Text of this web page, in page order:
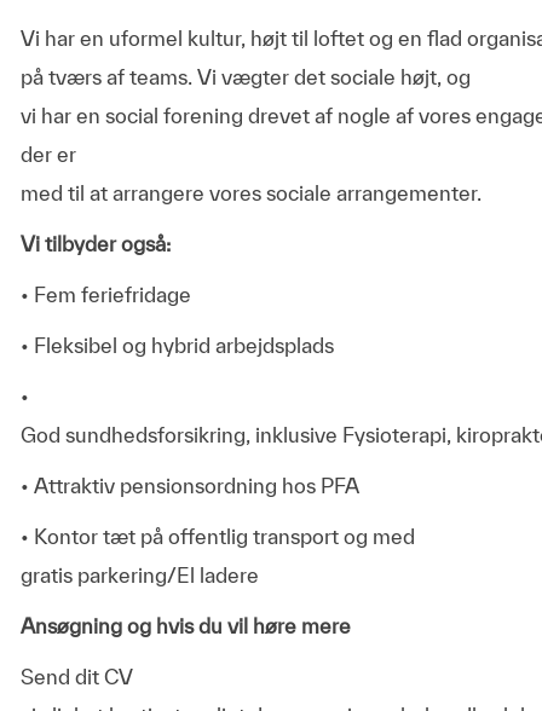
Vi har en uformel kultur, højt til loftet og en flad
på tværs af teams. Vi vægter det sociale højt, og
vi har en social forening drevet af nogle af vores
der er
med til at arrangere vores sociale arrangementer.
Vi tilbyder også:
• Fem feriefridage
• Fleksibel og hybrid arbejdsplads
•
God sundhedsforsikring, inklusive Fysioterapi,
• Attraktiv pensionsordning hos PFA
• Kontor tæt på offentlig transport og med
gratis parkering/El ladere
Ansøgning og hvis du vil høre mere
Send dit CV